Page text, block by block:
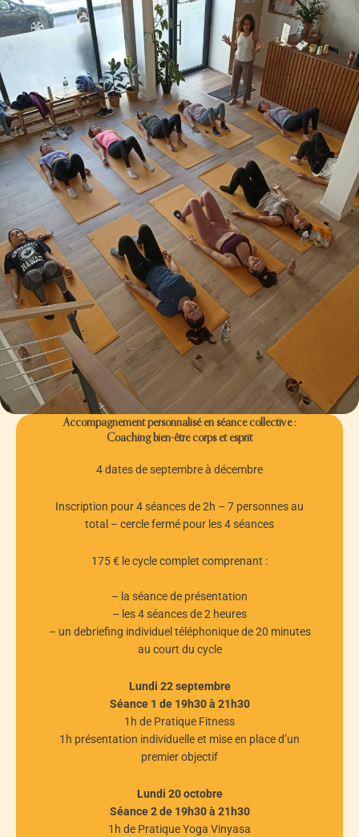
Accompagnement personnalisé en séance collective :
Coaching bien-être corps et esprit
4 dates de septembre à décembre
Inscription pour 4 séances de 2h – 7 personnes au
total – cercle fermé pour les 4 séances
175 € le cycle complet comprenant :
– la séance de présentation
– les 4 séances de 2 heures
– un debriefing individuel téléphonique de 20 minutes
au court du cycle
Lundi 22 septembre
Séance 1 de 19h30 à 21h30
1h de Pratique Fitness
1h présentation individuelle et mise en place d’un
premier objectif
Lundi 20 octobre
Séance 2 de 19h30 à 21h30
1h de Pratique Yoga Vinyasa